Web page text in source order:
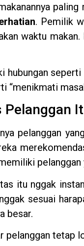
. Pemilik
waktu
hubungan
“menikmati
Pelanggan
pelanggan
itu nggak
sesuai
besar.
pelanggan tetap